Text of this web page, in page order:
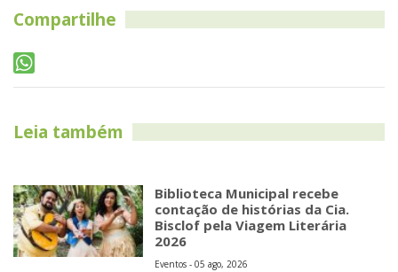
Compartilhe
Leia também
Biblioteca Municipal recebe
contação de histórias da Cia.
Bisclof pela Viagem Literária
2026
Eventos - 05 ago, 2026